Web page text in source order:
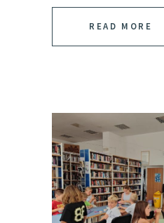
READ MORE